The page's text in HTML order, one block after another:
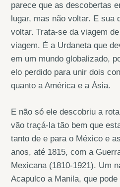
parece que as descobertas
lugar, mas não voltar. E sua
voltar. Trata-se da viagem
viagem. É a Urdaneta que
em um mundo globalizado,
elo perdido para unir dois
quanto a América e a Ásia.
E não só ele descobriu a
vão traçá-la tão bem que
tanto de e para o México e
anos, até 1815, com a
Mexicana (1810-1921). Um
Acapulco a Manila, que